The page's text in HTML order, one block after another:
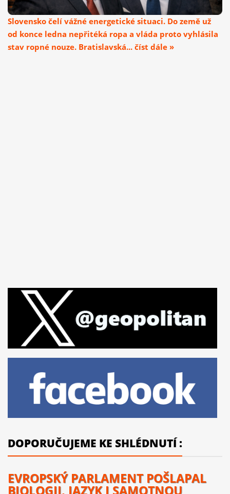
Slovensko čelí vážné energetické situaci. Do země už
od konce ledna nepřitéká ropa a vláda proto vyhlásila
stav ropné nouze. Bratislavská... číst dále »
DOPORUČUJEME KE SHLÉDNUTÍ :
EVROPSKÝ PARLAMENT POŠLAPAL